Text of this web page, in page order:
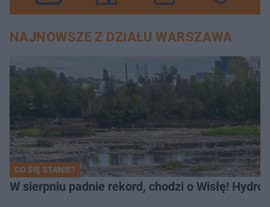
NAJNOWSZE Z DZIAŁU WARSZAWA
CO SIĘ STANIE?
W sierpniu padnie rekord, chodzi o Wisłę!